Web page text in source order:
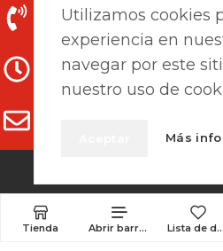
962 241 978 / 691
L-V: 7:15h - 13:30h /
Tienda Abrir barra lateral Lista de deseos
Utilizamos cookies
experiencia en
navegar por este
nuestro uso de
Más